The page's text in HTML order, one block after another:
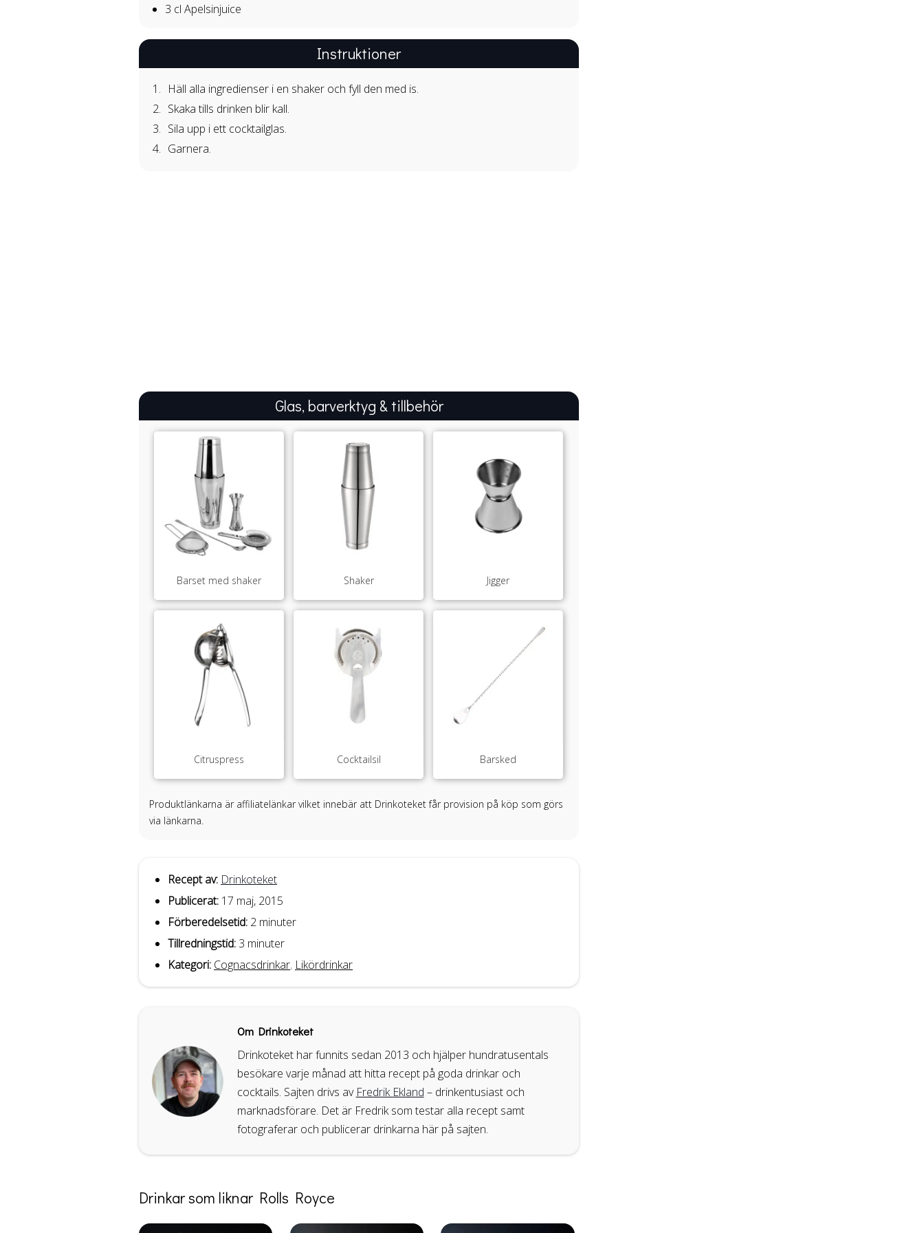
3 cl Apelsinjuice
Instruktioner
Häll alla ingredienser i en shaker och fyll den med is.
Skaka tills drinken blir kall.
Sila upp i ett cocktailglas.
Garnera.
Glas, barverktyg & tillbehör
Barset med shaker Shaker Jigger
Citruspress Cocktailsil Barsked
Produktlänkarna är affiliatelänkar vilket innebär att Drinkoteket får provision på köp som görs
via länkarna.
Recept av: Drinkoteket
Publicerat: 17 maj, 2015
Förberedelsetid: 2 minuter
Tillredningstid: 3 minuter
Kategori: Cognacsdrinkar, Likördrinkar
Om Drinkoteket
Drinkoteket har funnits sedan 2013 och hjälper hundratusentals
besökare varje månad att hitta recept på goda drinkar och
cocktails. Sajten drivs av Fredrik Ekland – drinkentusiast och
marknadsförare. Det är Fredrik som testar alla recept samt
fotograferar och publicerar drinkarna här på sajten.
Drinkar som liknar Rolls Royce